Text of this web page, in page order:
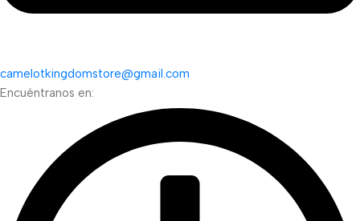
camelotkingdomstore@gmail.com
Encuéntranos en: